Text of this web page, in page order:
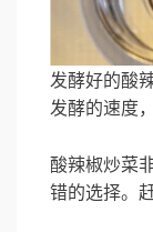
发酵好的酸
发酵的速度
酸辣椒炒菜
错的选择。